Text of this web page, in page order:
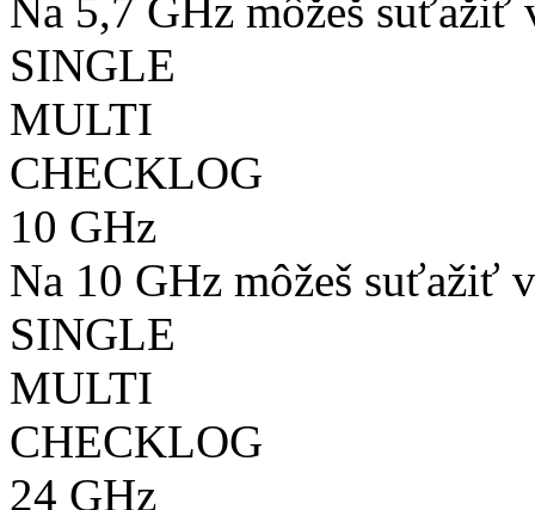
Na 5,7 GHz môžeš suťažiť
SINGLE
MULTI
CHECKLOG
10 GHz
Na 10 GHz môžeš suťažiť
SINGLE
MULTI
CHECKLOG
24 GHz